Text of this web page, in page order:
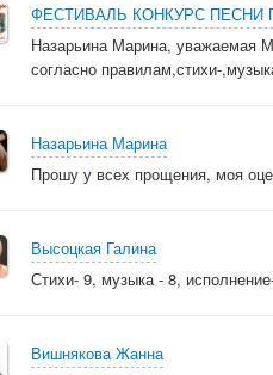
Эта песня не военная
Я пою про мир......
ФЕСТИВАЛЬ КОНКУРС
Назарьина Марина, уважаемая
согласно правилам,стихи-
Назарьина Марина
Прошу у всех прощения, моя
Высоцкая Галина
Стихи- 9, музыка - 8,
Вишнякова Жанна